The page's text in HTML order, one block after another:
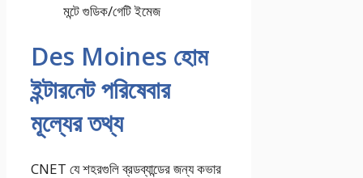
মন্টে গুডিক/গেটি ইমেজ
Des Moines হোম
ইন্টারনেট পরিষেবার
মূল্যের তথ্য
CNET যে শহরগুলি ব্রডব্যান্ডের জন্য কভার